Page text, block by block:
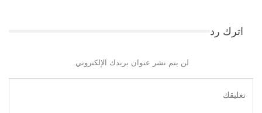
اترك رد
لن يتم نشر عنوان بريدك الإلكتروني.